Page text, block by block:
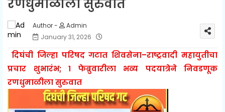
रणधुमाळीला सुरुवात
Admin
January 31, 2026
दिघंची जिल्हा परिषद गटात शिवसेना–राष्ट्रवादी महायुतीचा
प्रचार शुभारंभ; १ फेब्रुवारीला भव्य पदयात्रेने निवडणूक
रणधुमाळीला सुरुवात